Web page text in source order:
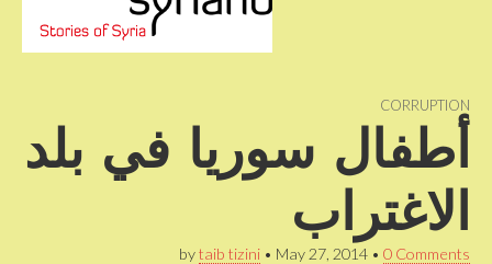
syriano CORRUPTION
أطفال سوريا في بلد
الاغتراب
bytaib tizini • May 27, 2014 • 0 Comments